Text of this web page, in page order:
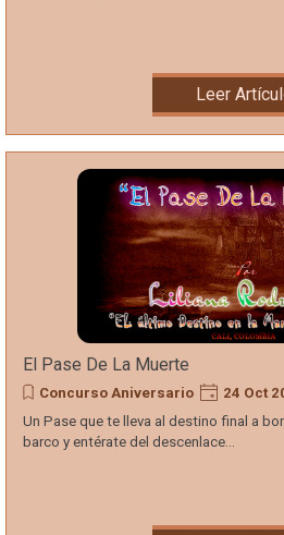
Leer
El Pase De La Muerte
Concurso Aniversario 24 Oct
Un Pase que te lleva al destino final a
barco y entérate del descenlace...